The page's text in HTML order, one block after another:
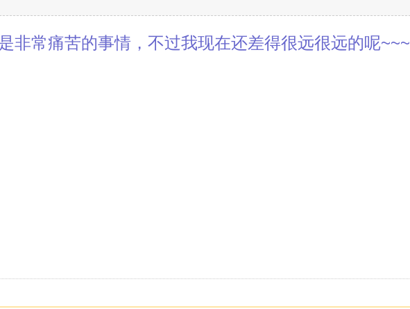
非常痛苦的事情，不过我现在还差得很远很远的呢~~~